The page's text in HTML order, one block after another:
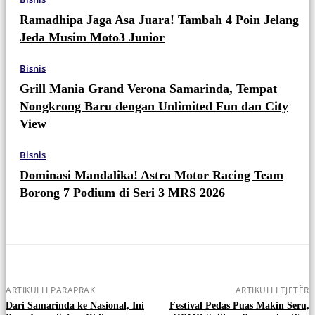
Ramadhipa Jaga Asa Juara! Tambah 4 Poin Jelang
Jeda Musim Moto3 Junior
Bisnis
Grill Mania Grand Verona Samarinda, Tempat
Nongkrong Baru dengan Unlimited Fun dan City
View
Bisnis
Dominasi Mandalika! Astra Motor Racing Team
Borong 7 Podium di Seri 3 MRS 2026
ARTIKULLI PARAPRAK
Dari Samarinda ke Nasional, Ini
ARTIKULLI TJETËR
Festival Pedas Puas Makin Seru,